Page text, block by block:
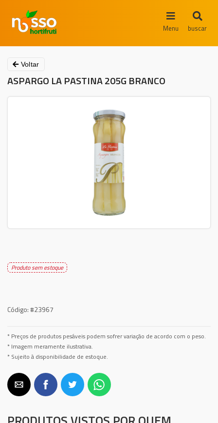
Menu buscar
Voltar
ASPARGO LA PASTINA 205G BRANCO
Produto sem estoque
Código:#23967
* Preços de produtos pesáveis podem sofrer variação de acordo com o peso.
* Imagem meramente ilustrativa.
* Sujeito à disponibilidade de estoque.